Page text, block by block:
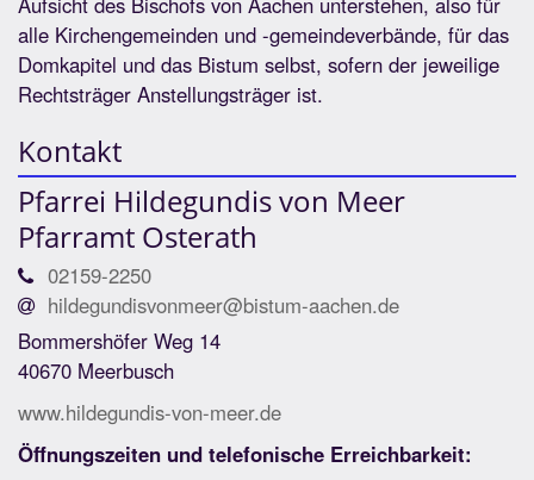
alle Kirchengemeinden und -gemeindeverbände, für das
Domkapitel und das Bistum selbst, sofern der jeweilige
Rechtsträger Anstellungsträger ist.
Kontakt
Pfarrei Hildegundis von Meer
Pfarramt Osterath
02159-2250
hildegundisvonmeer@bistum-aachen.de
Bommershöfer Weg 14
40670 Meerbusch
www.hildegundis-von-meer.de
Öffnungszeiten und telefonische Erreichbarkeit: